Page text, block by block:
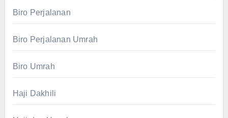
Biro Perjalanan
Biro Perjalanan Umrah
Biro Umrah
Haji Dakhili